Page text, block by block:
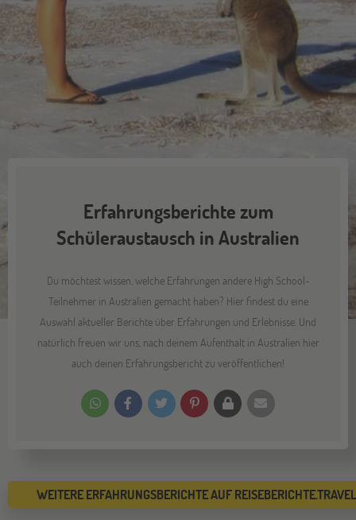
Erfahrungsberichte zum
Schüleraustausch in Australien
Du möchtest wissen, welche Erfahrungen andere High School-
Teilnehmer in Australien gemacht haben? Hier findest du eine
Auswahl aktueller Berichte über Erfahrungen und Erlebnisse. Und
natürlich freuen wir uns, nach deinem Aufenthalt in Australien hier
auch deinen Erfahrungsbericht zu veröffentlichen!
WEITERE ERFAHRUNGSBERICHTE AUF